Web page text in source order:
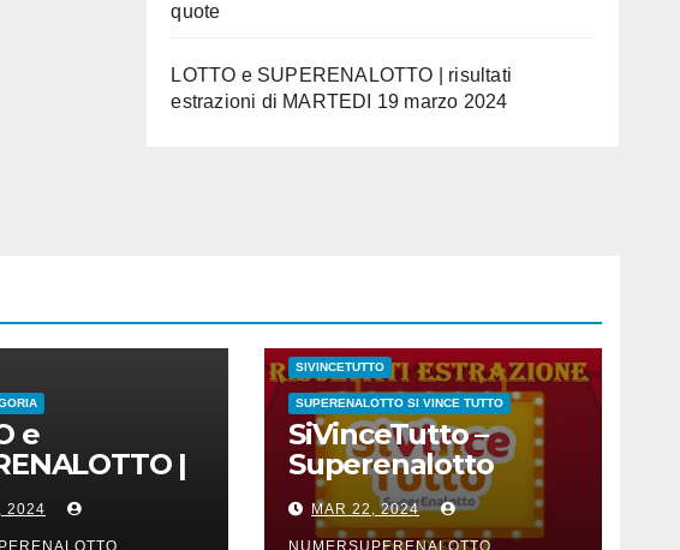
quote
LOTTO e SUPERENALOTTO | risultati
estrazioni di MARTEDI 19 marzo 2024
e
|
estrazioni di
21 marzo
2024
SIVINCETUTTO
SUPERENALOTTO SI VINCE TUTTO
SiVinceTutto –
Superenalotto
estrazione di
mercoledi 20 marzo
MAR 22, 2024
NUMERSUPERENALOTTO